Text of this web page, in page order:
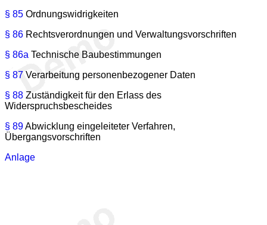
§ 85 Ordnungswidrigkeiten
§ 86 Rechtsverordnungen und Verwaltungsvorschriften
§ 86a Technische Baubestimmungen
§ 87 Verarbeitung personenbezogener Daten
§ 88 Zuständigkeit für den Erlass des
Widerspruchsbescheides
§ 89Abwicklung eingeleiteter Verfahren,
Übergangsvorschriften
Anlage